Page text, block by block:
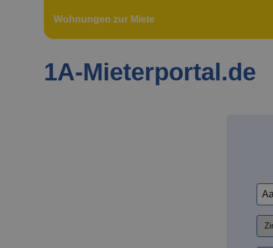
Wohnungen zur Miete
1A-Mieterportal.de